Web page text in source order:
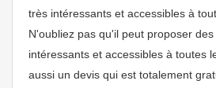
très intéressants et accessibles à
N'oubliez pas qu'il peut proposer
intéressants et accessibles à toutes
aussi un devis qui est totalement